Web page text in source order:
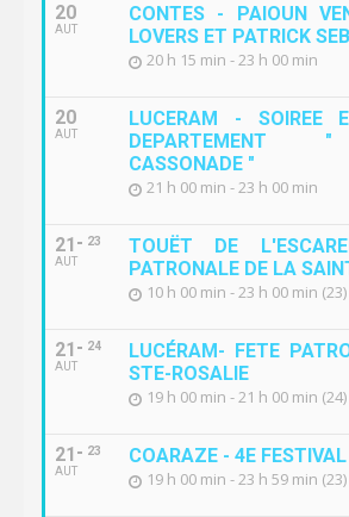
20
AUT
CONTES - PAIOUN
LOVERS ET PATRICK
20 h 15 min - 23 h 00 min
20
AUT
LUCERAM - SOIREE
DEPARTEMENT
CASSONADE "
21 h 00 min - 23 h 00 min
21
AUT
23
TOUËT DE
PATRONALE DE LA
10 h 00 min - 23 h 00 min (23)
21
AUT
24
LUCÉRAM- FETE
STE-ROSALIE
19 h 00 min - 21 h 00 min (24)
21
AUT
23 COARAZE - 4E
19 h 00 min - 23 h 59 min (23)